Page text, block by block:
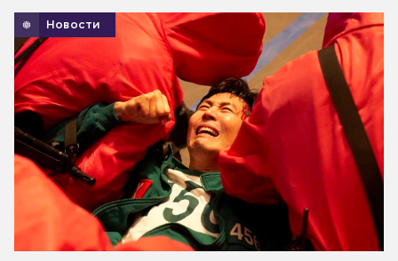
Новости